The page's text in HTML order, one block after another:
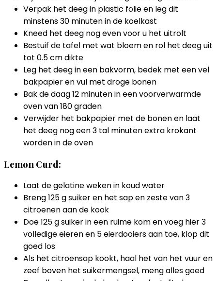
Verpak het deeg in plastic folie en leg dit
minstens 30 minuten in de koelkast
Kneed het deeg nog even voor u het uitrolt
Bestuif de tafel met wat bloem en rol het deeg uit
tot 0.5 cm dikte
Leg het deeg in een bakvorm, bedek met een vel
bakpapier en vul met droge bonen
Bak de daag 12 minuten in een voorverwarmde
oven van 180 graden
Verwijder het bakpapier met de bonen en laat
het deeg nog een 3 tal minuten extra krokant
worden in de oven
Lemon Curd:
Laat de gelatine weken in koud water
Breng 125 g suiker en het sap en zeste van 3
citroenen aan de kook
Doe 125 g suiker in een ruime kom en voeg hier 3
volledige eieren en 5 eierdooiers aan toe, klop dit
goed los
Als het citroensap kookt, haal het van het vuur en
zeef boven het suikermengsel, meng alles goed